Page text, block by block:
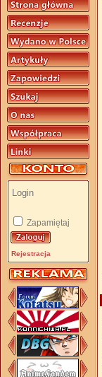
Zapamiętaj
Rejestracja